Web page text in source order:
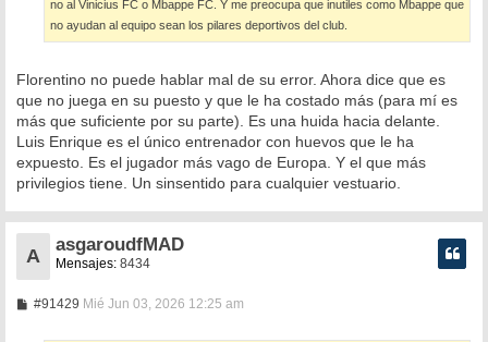
no al Vinicius FC o Mbappe FC. Y me preocupa que inutiles como Mbappe que
no ayudan al equipo sean los pilares deportivos del club.
Florentino no puede hablar mal de su error. Ahora dice que es
que no juega en su puesto y que le ha costado más (para mí es
más que suficiente por su parte). Es una huida hacia delante.
Luis Enrique es el único entrenador con huevos que le ha
expuesto. Es el jugador más vago de Europa. Y el que más
privilegios tiene. Un sinsentido para cualquier vestuario.
A
asgaroudfMAD
Mensajes: 8434
#91429MMié Jun 03, 2026 12:25 am